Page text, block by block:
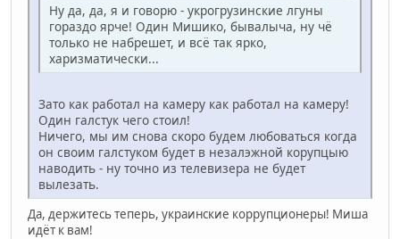
Ну да, да, я и говорю - укрогрузинские лгуны
гораздо ярче! Один Мишико, бывалыча, ну чё
только не набрешет, и всё так ярко,
харизматически...
Зато как работал на камеру как работал на камеру!
Один галстук чего стоил!
Ничего, мы им снова скоро будем любоваться когда
он своим галстуком будет в незалэжной корупцыю
наводить - ну точно из телевизера не будет
вылезать.
Да, держитесь теперь, украинские коррупционеры! Миша
идёт к вам!